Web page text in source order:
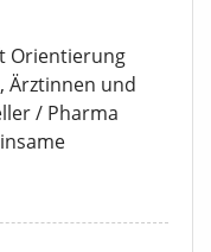
Orientierung
Ärztinnen und
/ Pharma